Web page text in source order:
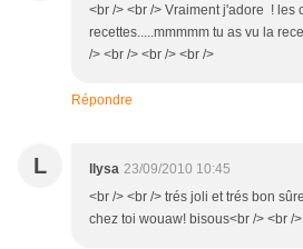
<br /> <br /> Vraiment j'adore ! les
recettes.....mmmmm tu as vu la
/> <br /> <br /> <br />
Répondre
L llysa 23/09/2010 10:45
<br /> <br /> trés joli et trés bon
chez toi wouaw! bisous<br /> <br /